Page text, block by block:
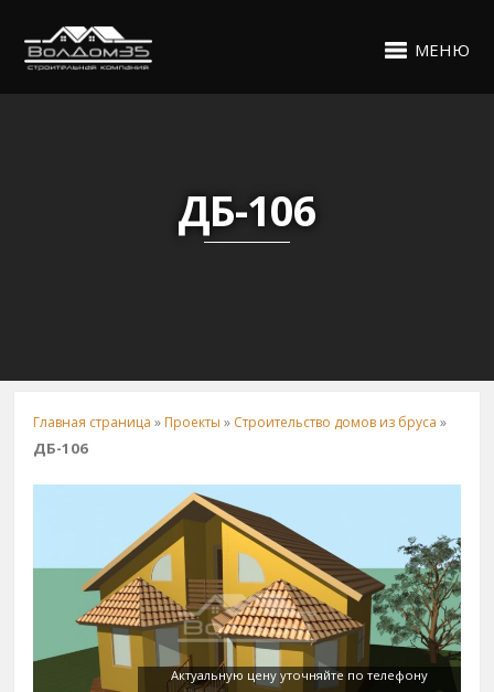
МЕНЮ
ДБ-106
Главная страница » Проекты » Строительство домов из бруса »
ДБ-106
Актуальную цену уточняйте по телефону